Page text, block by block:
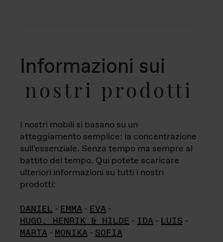
Informazioni sui
nostri prodotti
I nostri mobili si basano su un
atteggiamento semplice: la concentrazione
sull'essenziale. Senza tempo ma sempre al
battito del tempo. Qui potete scaricare
ulteriori informazioni su tutti i nostri
prodotti:
DANIEL - EMMA - EVA -
HUGO, HENRIK & HILDE - IDA - LUIS -
MARTA - MONIKA - SOFIA